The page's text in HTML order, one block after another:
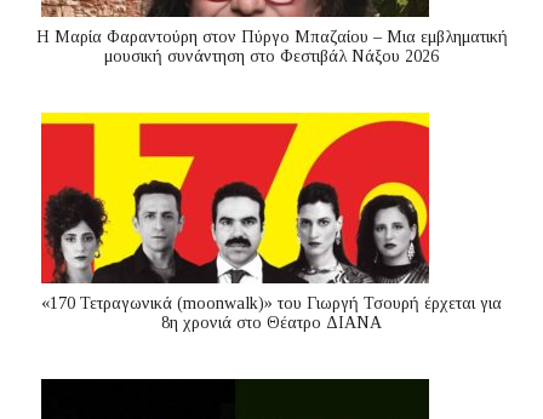
Η Μαρία Φαραντούρη στον Πύργο Μπαζαίου – Μια εμβληματική
μουσική συνάντηση στο Φεστιβάλ Νάξου 2026
«170 Τετραγωνικά (moonwalk)» του Γιωργή Τσουρή έρχεται για
8η χρονιά στο Θέατρο ΔΙΑΝΑ